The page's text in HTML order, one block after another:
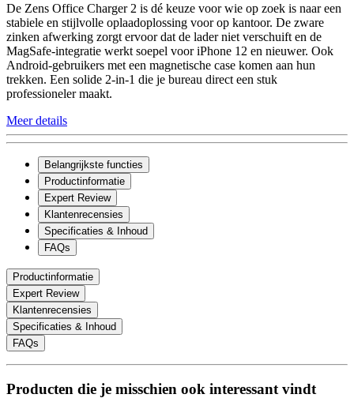
De Zens Office Charger 2 is dé keuze voor wie op zoek is naar een
stabiele en stijlvolle oplaadoplossing voor op kantoor. De zware
zinken afwerking zorgt ervoor dat de lader niet verschuift en de
MagSafe-integratie werkt soepel voor iPhone 12 en nieuwer. Ook
Android-gebruikers met een magnetische case komen aan hun
trekken. Een solide 2-in-1 die je bureau direct een stuk
professioneler maakt.
Meer details
Belangrijkste functies
Productinformatie
Expert Review
Klantenrecensies
Specificaties & Inhoud
FAQs
Productinformatie
Expert Review
Klantenrecensies
Specificaties & Inhoud
FAQs
Producten die je misschien ook interessant vindt